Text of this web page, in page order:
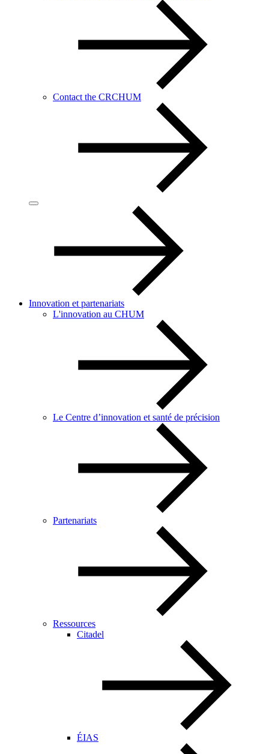
Contact the CRCHUM
Innovation et partenariats
L'innovation au CHUM
Le Centre d’innovation et santé de précision
Partenariats
Ressources
Citadel
ÉIAS